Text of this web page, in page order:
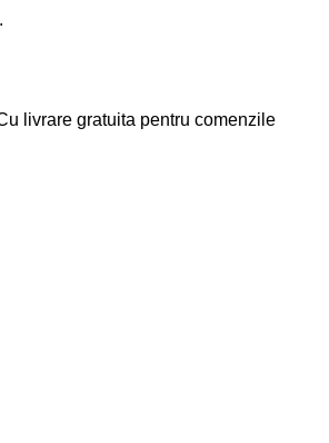
livrare gratuita pentru comenzile